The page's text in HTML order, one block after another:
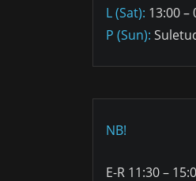
L (Sat): 13:00 –
P (Sun):
NB!
E-R 11:30 –